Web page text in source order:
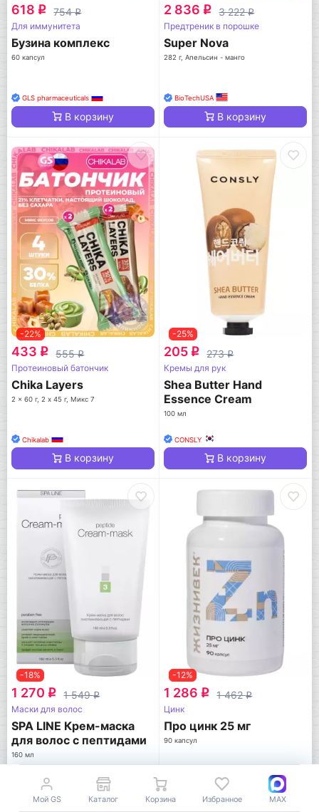
618 q 754q
Для иммунитета
Бузина комплекс
60 капсул
GLS pharmaceuticals
В корзину
2 836 q 3 222q
Предтреник в порошке
Super Nova
282 г, Апельсин - манго
BioTechUSA
В корзину
-22%
433 q 555q
Протеиновый батончик
Chika Layers
2 x 60 г, 2 х 45 г, Микс 7
Chikalab
В корзину
-25%
205 q 273q
Кремы для рук
Shea Butter Hand
Essence Cream
100 мл
CONSLY
В корзину
-18%
1 270 q 1 549q
Маски для волос
SPA LINE Крем-маска
для волос с пептидами
160 мл
PEPTIDES
В корзину
-12%
1 286 q 1 462q
Цинк
Про цинк 25 мг
90 капсул
В корзину
Мой GS Каталог Корзина Избранное MAX